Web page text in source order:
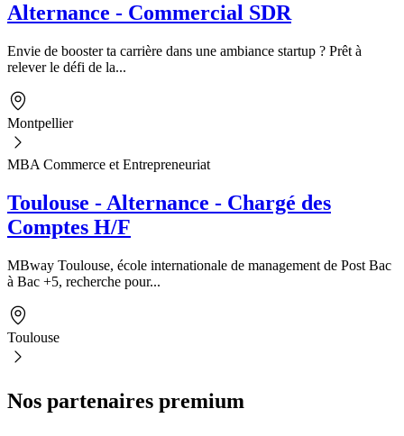
Alternance - Commercial SDR
Envie de booster ta carrière dans une ambiance startup ? Prêt à
relever le défi de la...
Montpellier
MBA Commerce et Entrepreneuriat
Toulouse - Alternance - Chargé des
Comptes H/F
MBway Toulouse, école internationale de management de Post Bac
à Bac +5, recherche pour...
Toulouse
Nos partenaires premium